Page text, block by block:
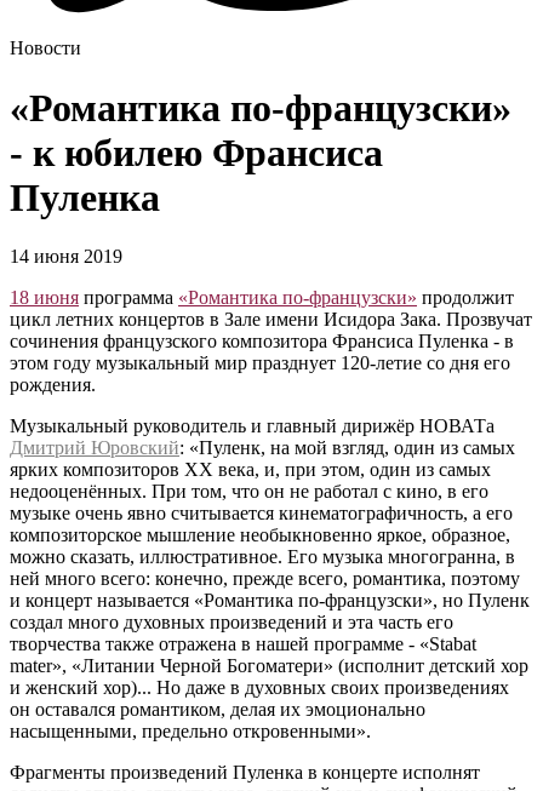
Новости
«Романтика по-французски»
- к юбилею Франсиса
Пуленка
14 июня 2019
18 июня программа «Романтика по-французски» продолжит
цикл летних концертов в Зале имени Исидора Зака. Прозвучат
сочинения французского композитора Франсиса Пуленка - в
этом году музыкальный мир празднует 120-летие со дня его
рождения.
Музыкальный руководитель и главный дирижёр НОВАТа
Дмитрий Юровский: «Пуленк, на мой взгляд, один из самых
ярких композиторов XX века, и, при этом, один из самых
недооценённых. При том, что он не работал с кино, в его
музыке очень явно считывается кинематографичность, а его
композиторское мышление необыкновенно яркое, образное,
можно сказать, иллюстративное. Его музыка многогранна, в
ней много всего: конечно, прежде всего, романтика, поэтому
и концерт называется «Романтика по-французски», но Пуленк
создал много духовных произведений и эта часть его
творчества также отражена в нашей программе - «Stabat
mater», «Литании Черной Богоматери» (исполнит детский хор
и женский хор)... Но даже в духовных своих произведениях
он оставался романтиком, делая их эмоционально
насыщенными, предельно откровенными».
Фрагменты произведений Пуленка в концерте исполнят